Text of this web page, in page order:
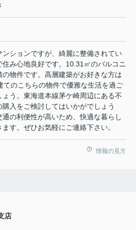
ンションですが、綺麗に整備されてい
住み心地良好です。10.31㎡のバルコニ
の物件です。高層建築がお好きな方は
てのこちらの物件で優雅な生活を過ご
ょう。東海道本線茅ケ崎周辺にある不
購入をご検討してはいかがでしょう
通の利便性が高いため、快適な暮らし
ます。ぜひお気軽にご連絡下さい。
情報の見方
店